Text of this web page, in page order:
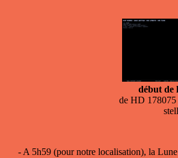
début de
de HD
- A 5h59 (pour notre localisation), la